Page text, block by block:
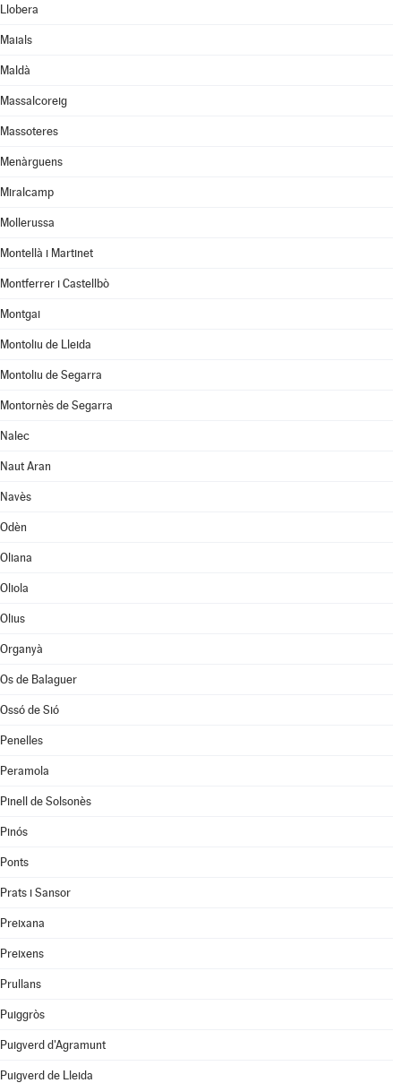
Llobera
Maials
Maldà
Massalcoreig
Massoteres
Menàrguens
Miralcamp
Mollerussa
Montellà i Martinet
Montferrer i Castellbò
Montgai
Montoliu de Lleida
Montoliu de Segarra
Montornès de Segarra
Nalec
Naut Aran
Navès
Odèn
Oliana
Oliola
Olius
Organyà
Os de Balaguer
Ossó de Sió
Penelles
Peramola
Pinell de Solsonès
Pinós
Ponts
Prats i Sansor
Preixana
Preixens
Prullans
Puiggròs
Puigverd d'Agramunt
Puigverd de Lleida